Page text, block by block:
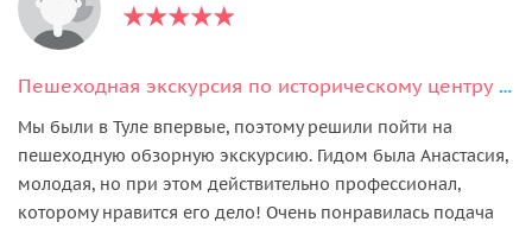
Пешеходная экскурсия по историческому центру Тулы + дегустация
Мы были в Туле впервые, поэтому решили пойти на
пешеходную обзорную экскурсию. Гидом была Анастасия,
молодая, но при этом действительно профессионал,
которому нравится его дело! Очень понравилась подача